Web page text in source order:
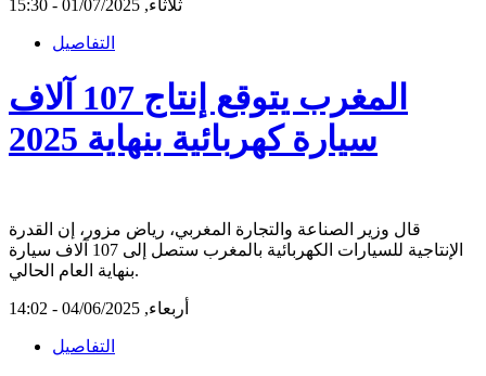
ثلاثاء, 01/07/2025 - 15:30
التفاصيل
المغرب يتوقع إنتاج 107 آلاف
سيارة كهربائية بنهاية 2025
قال وزير الصناعة والتجارة المغربي، رياض مزور، إن القدرة
الإنتاجية للسيارات الكهربائية بالمغرب ستصل إلى 107 آلاف سيارة
بنهاية العام الحالي.
أربعاء, 04/06/2025 - 14:02
التفاصيل